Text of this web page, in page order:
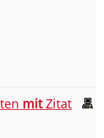
mitZitat